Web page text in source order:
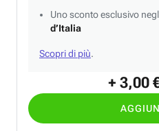
+ 3,00
Uno sconto esclusivo
d’Italia
Scopri di più.